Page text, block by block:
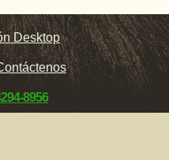
Desktop
8956